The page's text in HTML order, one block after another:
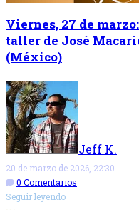
Viernes, 27 de
taller de José
(México)
Jeff K.
20 de marzo de 2026, 22:30
0 Comentarios
Seguir leyendo